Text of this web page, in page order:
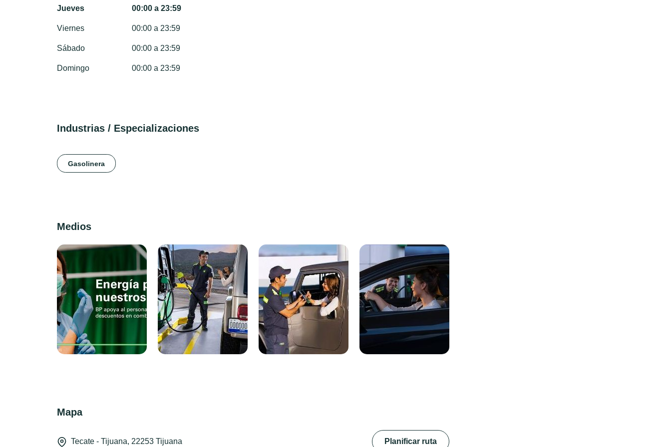
Jueves 00:00 a 23:59
Viernes 00:00 a 23:59
Sábado 00:00 a 23:59
Domingo 00:00 a 23:59
Industrias / Especializaciones
Gasolinera
Medios
Mapa
Tecate - Tijuana, 22253 Tijuana Planificar ruta